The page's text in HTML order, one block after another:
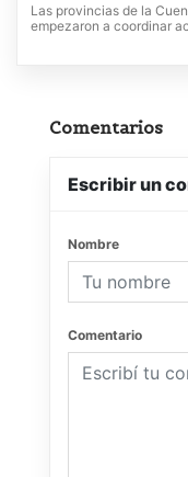
Las provincias de la
empezaron a coordinar
Comentarios
Escribir un
Nombre
Comentario